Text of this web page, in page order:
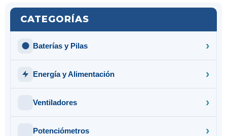
CATEGORÍAS
Baterías y Pilas
Energía y Alimentación
Ventiladores
Potenciómetros